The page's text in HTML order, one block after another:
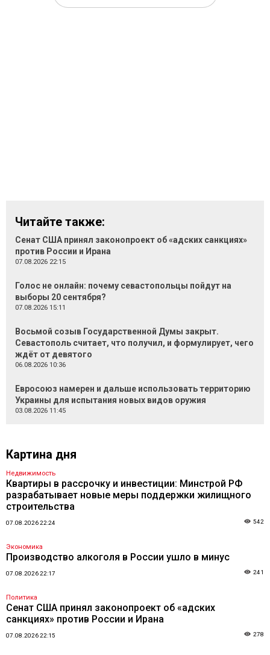
Читайте также:
Сенат США принял законопроект об «адских санкциях»
против России и Ирана
07.08.2026 22:15
Голос не онлайн: почему севастопольцы пойдут на
выборы 20 сентября?
07.08.2026 15:11
Восьмой созыв Государственной Думы закрыт.
Севастополь считает, что получил, и формулирует, чего
ждёт от девятого
06.08.2026 10:36
Евросоюз намерен и дальше использовать территорию
Украины для испытания новых видов оружия
03.08.2026 11:45
Картина дня
Недвижимость
Квартиры в рассрочку и инвестиции: Минстрой РФ
разрабатывает новые меры поддержки жилищного
строительства
07.08.2026 22:24 542
Экономика
Производство алкоголя в России ушло в минус
07.08.2026 22:17 241
Политика
Сенат США принял законопроект об «адских
санкциях» против России и Ирана
07.08.2026 22:15 278